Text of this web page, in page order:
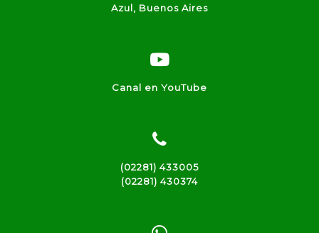
Azul, Buenos Aires
Canal en YouTube
(02281) 433005
(02281) 430374